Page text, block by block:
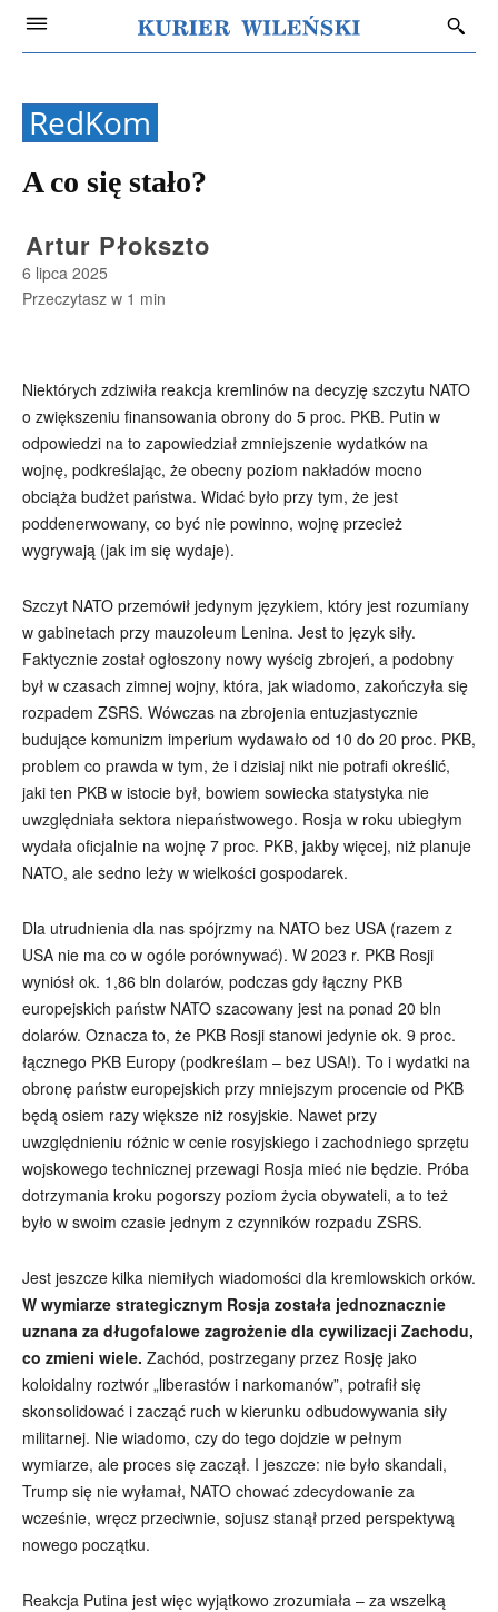
RedKom
A co się stało?
Artur Płokszto
6 lipca 2025
Przeczytasz w 1 min
Niektórych zdziwiła reakcja kremlinów na decyzję szczytu NATO
o zwiększeniu finansowania obrony do 5 proc. PKB. Putin w
odpowiedzi na to zapowiedział zmniejszenie wydatków na
wojnę, podkreślając, że obecny poziom nakładów mocno
obciąża budżet państwa. Widać było przy tym, że jest
poddenerwowany, co być nie powinno, wojnę przecież
wygrywają (jak im się wydaje).
Szczyt NATO przemówił jedynym językiem, który jest rozumiany
w gabinetach przy mauzoleum Lenina. Jest to język siły.
Faktycznie został ogłoszony nowy wyścig zbrojeń, a podobny
był w czasach zimnej wojny, która, jak wiadomo, zakończyła się
rozpadem ZSRS. Wówczas na zbrojenia entuzjastycznie
budujące komunizm imperium wydawało od 10 do 20 proc. PKB,
problem co prawda w tym, że i dzisiaj nikt nie potrafi określić,
jaki ten PKB w istocie był, bowiem sowiecka statystyka nie
uwzględniała sektora niepaństwowego. Rosja w roku ubiegłym
wydała oficjalnie na wojnę 7 proc. PKB, jakby więcej, niż planuje
NATO, ale sedno leży w wielkości gospodarek.
Dla utrudnienia dla nas spójrzmy na NATO bez USA (razem z
USA nie ma co w ogóle porównywać). W 2023 r. PKB Rosji
wyniósł ok. 1,86 bln dolarów, podczas gdy łączny PKB
europejskich państw NATO szacowany jest na ponad 20 bln
dolarów. Oznacza to, że PKB Rosji stanowi jedynie ok. 9 proc.
łącznego PKB Europy (podkreślam – bez USA!). To i wydatki na
obronę państw europejskich przy mniejszym procencie od PKB
będą osiem razy większe niż rosyjskie. Nawet przy
uwzględnieniu różnic w cenie rosyjskiego i zachodniego sprzętu
wojskowego technicznej przewagi Rosja mieć nie będzie. Próba
dotrzymania kroku pogorszy poziom życia obywateli, a to też
było w swoim czasie jednym z czynników rozpadu ZSRS.
Jest jeszcze kilka niemiłych wiadomości dla kremlowskich orków.
W wymiarze strategicznym Rosja została jednoznacznie
uznana za długofalowe zagrożenie dla cywilizacji Zachodu,
co zmieni wiele. Zachód, postrzegany przez Rosję jako
koloidalny roztwór „liberastów i narkomanów”, potrafił się
skonsolidować i zacząć ruch w kierunku odbudowywania siły
militarnej. Nie wiadomo, czy do tego dojdzie w pełnym
wymiarze, ale proces się zaczął. I jeszcze: nie było skandali,
Trump się nie wyłamał, NATO chować zdecydowanie za
wcześnie, wręcz przeciwnie, sojusz stanął przed perspektywą
nowego początku.
Reakcja Putina jest więc wyjątkowo zrozumiała – za wszelką